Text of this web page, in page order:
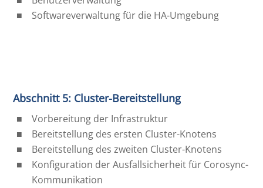
Softwareverwaltung für die HA-Umgebung
Abschnitt 5: Cluster-Bereitstellung
Vorbereitung der Infrastruktur
Bereitstellung des ersten Cluster-Knotens
Bereitstellung des zweiten Cluster-Knotens
Konfiguration der Ausfallsicherheit für Corosync-
Kommunikation